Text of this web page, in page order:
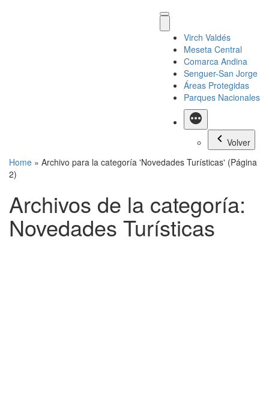
Virch Valdés
Meseta Central
Comarca Andina
Senguer-San Jorge
Áreas Protegidas
Parques Nacionales
Más
Volver
Home » Archivo para la categoría 'Novedades Turísticas' (Página
2)
Archivos de la categoría:
Novedades Turísticas